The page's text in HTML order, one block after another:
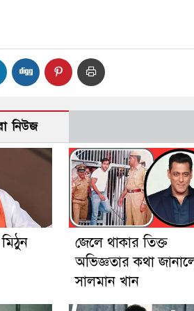
নিউজ
জেলে থাকার তিক্ত
অভিজ্ঞতার কথা
সালমান খান